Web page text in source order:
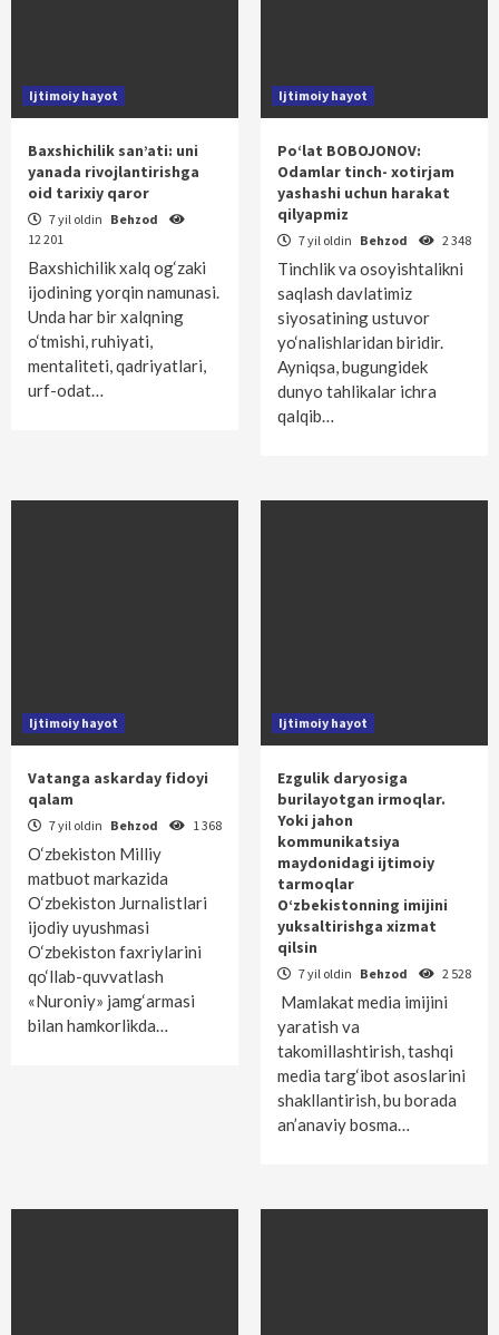
Ijtimoiy hayot
Baxshichilik san’ati: uni
yanada rivojlantirishga
oid tarixiy qaror
7 yil oldin Behzod
12 201
Baxshichilik xalq og‘zaki
ijodining yorqin namunasi.
Unda har bir xalqning
o‘tmishi, ruhiyati,
mentaliteti, qadriyatlari,
urf-odat…
Ijtimoiy hayot
Po‘lat BOBOJONOV:
Odamlar tinch- xotirjam
yashashi uchun harakat
qilyapmiz
7 yil oldin Behzod 2 348
Tinchlik va osoyishtalikni
saqlash davlatimiz
siyosatining ustuvor
yo‘nalishlaridan biridir.
Ayniqsa, bugungidek
dunyo tahlikalar ichra
qalqib…
Ijtimoiy hayot
Vatanga askarday fidoyi
qalam
7 yil oldin Behzod 1 368
O‘zbekiston Milliy
matbuot markazida
O‘zbekiston Jurnalistlari
ijodiy uyushmasi
O‘zbekiston faxriylarini
qo‘llab-quvvatlash
«Nuroniy» jamg‘armasi
bilan hamkorlikda…
Ijtimoiy hayot
Ezgulik daryosiga
burilayotgan irmoqlar.
Yoki jahon
kommunikatsiya
maydonidagi ijtimoiy
tarmoqlar
O‘zbekistonning imijini
yuksaltirishga xizmat
qilsin
7 yil oldin Behzod 2 528
Mamlakat media imijini
yaratish va
takomillashtirish, tashqi
media targ‘ibot asoslarini
shakllantirish, bu borada
an’anaviy bosma…